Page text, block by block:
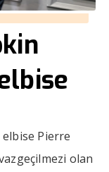
elbise Pierre
olan